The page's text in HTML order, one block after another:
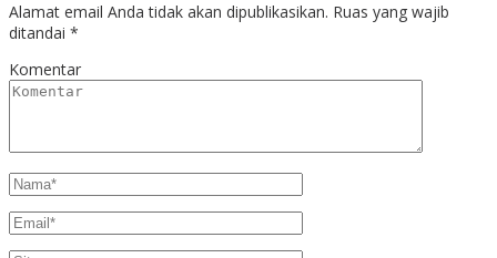
Alamat email Anda tidak akan dipublikasikan. Ruas yang wajib
ditandai *
Komentar